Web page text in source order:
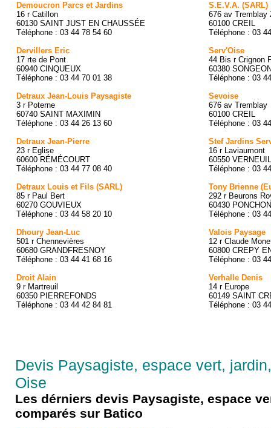
Demoucron Parcs et Jardins
16 r Catillon
60130 SAINT JUST EN CHAUSSÉE
Téléphone : 03 44 78 54 60
Dervillers Eric
17 rte de Pont
60940 CINQUEUX
Téléphone : 03 44 70 01 38
Detraux Jean-Louis Paysagiste
3 r Poterne
60740 SAINT MAXIMIN
Téléphone : 03 44 26 13 60
Detraux Jean-Pierre
23 r Eglise
60600 RÉMÉCOURT
Téléphone : 03 44 77 08 40
Detraux Louis et Fils (SARL)
85 r Paul Bert
60270 GOUVIEUX
Téléphone : 03 44 58 20 10
Dhoury Jean-Luc
501 r Chennevières
60680 GRANDFRESNOY
Téléphone : 03 44 41 68 16
Droit Alain
9 r Martreuil
60350 PIERREFONDS
Téléphone : 03 44 42 84 81
S.E.V.A. (SARL)
676 av Tremblay
60100 CREIL
Téléphone : 03
Serv'Oise
44 Bis r Crignon
60380
Téléphone : 03
Sevoise
676 av Tremblay
60100 CREIL
Téléphone : 03
Stef Jardins
16 r Laviaumont
60550
Téléphone : 03
Tony Brienne
292 r Beurons
60430 PONCHON
Téléphone : 03
Valois Paysage
12 r Claude
60800 CREPY
Téléphone : 03
Verhalle Denis
14 r Europe
60149 SAINT
Téléphone : 03
Devis Paysagiste, espace vert,
Oise
Les dérniers devis Paysagiste, espace
comparés sur Batico